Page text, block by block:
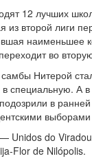
12 лучших
второй лиги
наименьшее
во
Нитерой
специальную. А
в
Unidos do
Flor de Nilópolis.